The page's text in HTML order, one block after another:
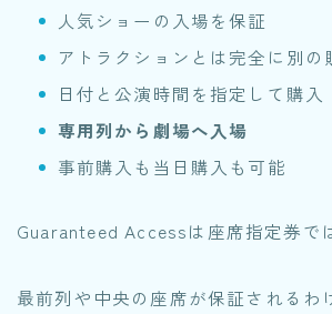
人気ショーの入場を保証
アトラクションとは完全に別の
日付と公演時間を指定して購入
専用列から劇場へ入場
事前購入も当日購入も可能
Guaranteed Accessは座席指定券で
最前列や中央の座席が保証されるわ